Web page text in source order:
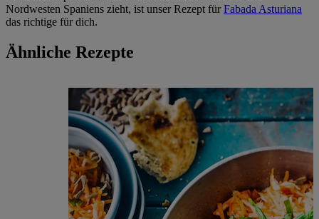
Nordwesten Spaniens zieht, ist unser Rezept fürFabada Asturiana
das richtige für dich.
Ähnliche Rezepte